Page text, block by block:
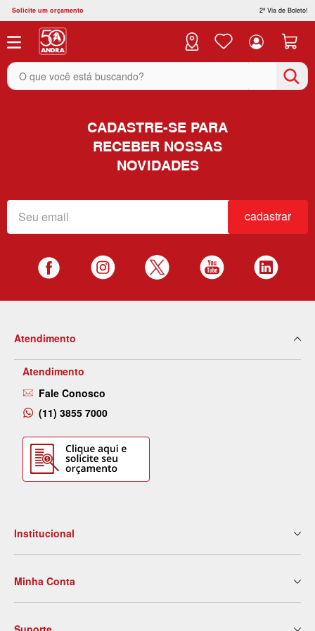
Solicite um orçamento 2ª Via de Boleto!
O que você está buscando?
CADASTRE-SE PARA
RECEBER NOSSAS
NOVIDADES
cadastrar
Atendimento
Atendimento
Fale Conosco
(11) 3855 7000
Institucional
Nossas Lojas
Serviços
Minha Conta